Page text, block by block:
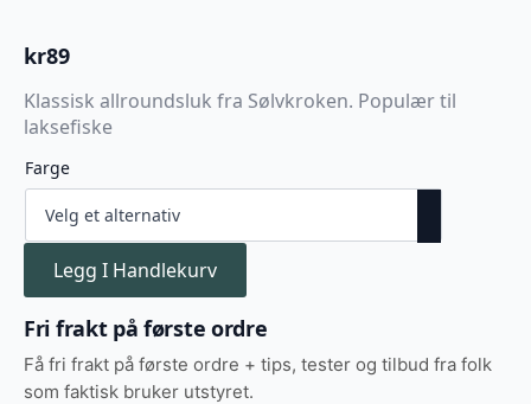
kr89
Klassisk allroundsluk fra Sølvkroken. Populær til
laksefiske
Farge
Legg I Handlekurv
Fri frakt på første ordre
Få fri frakt på første ordre + tips, tester og tilbud fra folk
som faktisk bruker utstyret.